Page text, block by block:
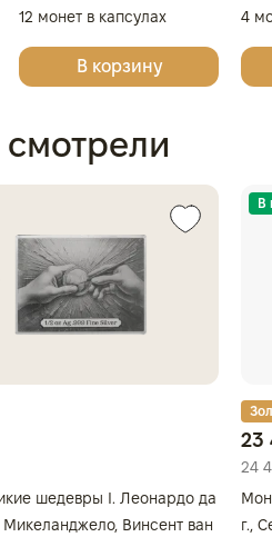
12 монет в капсулах
(диаметр 44 мм), светло-
бордовыйВ корзину
4
шедевры I. Леонардо да
Винсент ван
В
23
24
г.,